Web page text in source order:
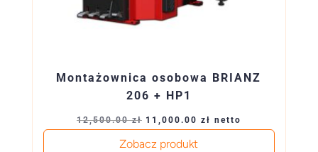
Montażownica osobowa BRIANZ
206 + HP1
12,500.00zł Pierwotna
11,000.00 zł Aktualna
netto
Zobacz produkt